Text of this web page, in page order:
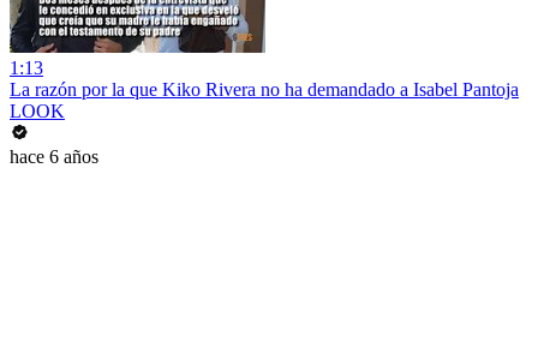
1:13
La razón por la que Kiko Rivera no ha demandado a Isabel Pantoja
LOOK
hace 6 años